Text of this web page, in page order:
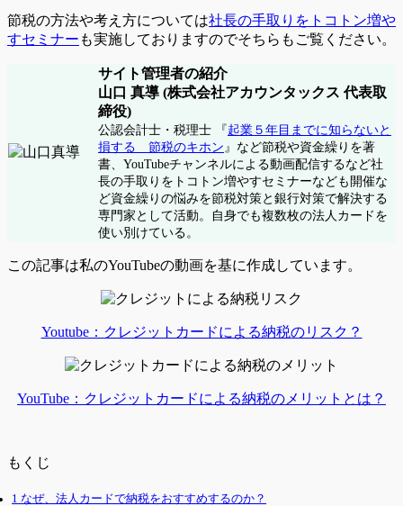
節税の方法や考え方については社長の手取りをトコトン増や
すセミナー も実施しておりますのでそちらもご覧ください。
サイト管理者の紹介
山口 真導 (株式会社アカウンタックス 代表取
締役)
公認会計士・税理士 『起業５年目までに知らないと
損する 節税のキホン 』など節税や資金繰りを著
書、YouTubeチャンネルによる動画配信するなど社
長の手取りをトコトン増やすセミナーなども開催な
ど資金繰りの悩みを節税対策と銀行対策で解決する
専門家として活動。自身でも複数枚の法人カードを
使い別けている。
この記事は私のYouTubeの動画を基に作成しています。
Youtube：クレジットカードによる納税のリスク？
YouTube：クレジットカードによる納税のメリットとは？
もくじ
1 なぜ、法人カードで納税をおすすめするのか？